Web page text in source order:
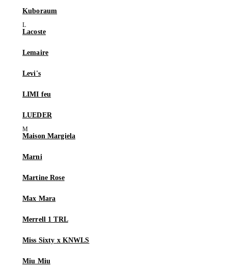
Kuboraum
Lacoste
Lemaire
Levi's
LIMI feu
LUEDER
Maison Margiela
Marni
Martine Rose
Max Mara
Merrell 1 TRL
Miss Sixty x KNWLS
Miu Miu